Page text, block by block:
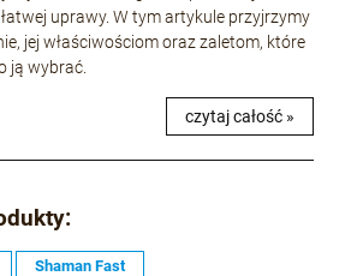
uprawy. W tym artykule przyjrzymy
jej właściwościom oraz zaletom, które
ją wybrać.
czytaj całość »
Shaman Fast